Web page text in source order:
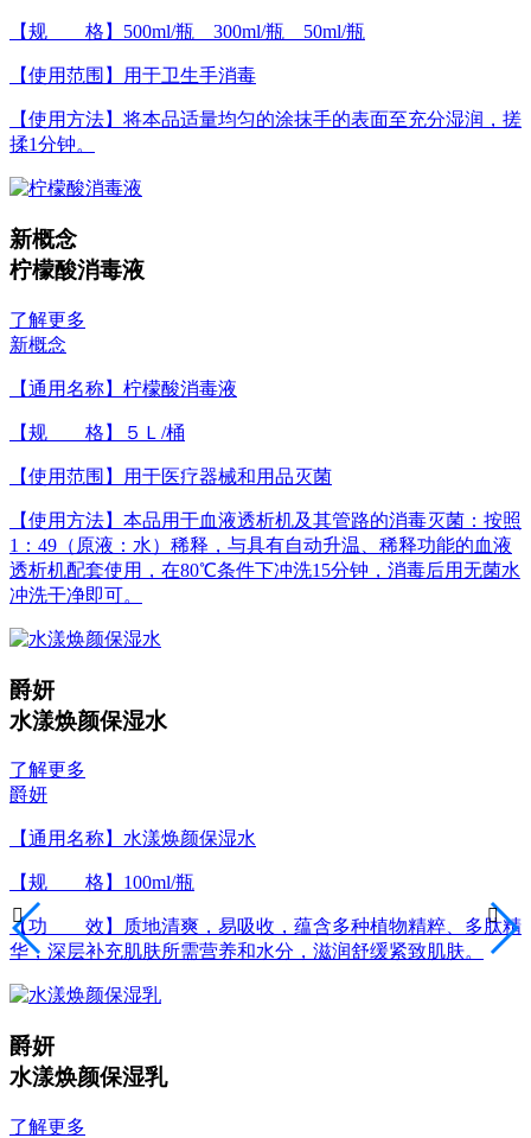
 
【规 格】500ml/瓶 300ml/瓶 50ml/瓶
【使用范围】用于卫生手消毒
【使用方法】将本品适量均匀的涂抹手的表面至充分湿润，搓
揉1分钟。
新概念
柠檬酸消毒液
了解更多
新概念
【通用名称】柠檬酸消毒液
【规 格】５Ｌ/桶
【使用范围】用于医疗器械和用品灭菌
【使用方法】本品用于血液透析机及其管路的消毒灭菌：按照
1：49（原液：水）稀释，与具有自动升温、稀释功能的血液
透析机配套使用，在80℃条件下冲洗15分钟，消毒后用无菌水
冲洗干净即可。
爵妍
水漾焕颜保湿水
了解更多
爵妍
【通用名称】水漾焕颜保湿水
【规 格】100ml/瓶
【功 效】质地清爽，易吸收，蕴含多种植物精粹、多肽精
华，深层补充肌肤所需营养和水分，滋润舒缓紧致肌肤。
爵妍
水漾焕颜保湿乳
了解更多